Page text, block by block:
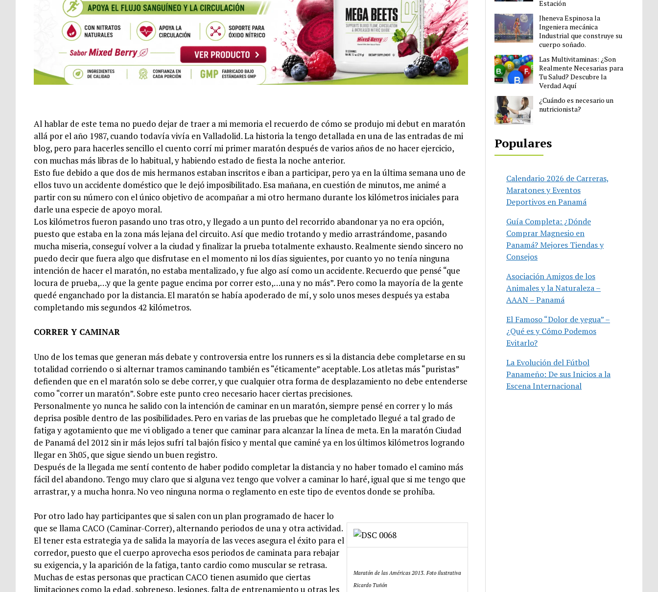
Al hablar de este tema no puedo dejar de traer a mi memoria el recuerdo de cómo se produjo mi debut en maratón
allá por el año 1987, cuando todavía vivía en Valladolid. La historia la tengo detallada en una de las entradas de mi
blog, pero para hacerles sencillo el cuento corrí mi primer maratón después de varios años de no hacer ejercicio,
con muchas más libras de lo habitual, y habiendo estado de fiesta la noche anterior.
Esto fue debido a que dos de mis hermanos estaban inscritos e iban a participar, pero ya en la última semana uno de
ellos tuvo un accidente doméstico que le dejó imposibilitado. Esa mañana, en cuestión de minutos, me animé a
partir con su número con el único objetivo de acompañar a mi otro hermano durante los kilómetros iniciales para
darle una especie de apoyo moral.
Los kilómetros fueron pasando uno tras otro, y llegado a un punto del recorrido abandonar ya no era opción,
puesto que estaba en la zona más lejana del circuito. Así que medio trotando y medio arrastrándome, pasando
mucha miseria, conseguí volver a la ciudad y finalizar la prueba totalmente exhausto. Realmente siendo sincero no
puedo decir que fuera algo que disfrutase en el momento ni los días siguientes, por cuanto yo no tenía ninguna
intención de hacer el maratón, no estaba mentalizado, y fue algo así como un accidente. Recuerdo que pensé “que
locura de prueba,…y que la gente pague encima por correr esto,…una y no más”. Pero como la mayoría de la gente
quedé enganchado por la distancia. El maratón se había apoderado de mí, y solo unos meses después ya estaba
completando mis segundos 42 kilómetros.
CORRER Y CAMINAR
Uno de los temas que generan más debate y controversia entre los runners es si la distancia debe completarse en su
totalidad corriendo o si alternar tramos caminando también es “éticamente” aceptable. Los atletas más “puristas”
defienden que en el maratón solo se debe correr, y que cualquier otra forma de desplazamiento no debe entenderse
como “correr un maratón”. Sobre este punto creo necesario hacer ciertas precisiones.
Personalmente yo nunca he salido con la intención de caminar en un maratón, siempre pensé en correr y lo más
deprisa posible dentro de las posibilidades. Pero en varias de las pruebas que he completado llegué a tal grado de
fatiga y agotamiento que me vi obligado a tener que caminar para alcanzar la línea de meta. En la maratón Ciudad
de Panamá del 2012 sin ir más lejos sufrí tal bajón físico y mental que caminé ya en los últimos kilómetros logrando
llegar en 3h05, que sigue siendo un buen registro.
Después de la llegada me sentí contento de haber podido completar la distancia y no haber tomado el camino más
fácil del abandono. Tengo muy claro que si alguna vez tengo que volver a caminar lo haré, igual que si me tengo que
arrastrar, y a mucha honra. No veo ninguna norma o reglamento en este tipo de eventos donde se prohíba.
Maratón de las Américas 2013. Foto ilustrativa
Ricardo Tuñón
Por otro lado hay participantes que si salen con un plan programado de hacer lo
que se llama CACO (Caminar-Correr), alternando periodos de una y otra actividad.
El tener esta estrategia ya de salida la mayoría de las veces asegura el éxito para el
corredor, puesto que el cuerpo aprovecha esos periodos de caminata para rebajar
su exigencia, y la aparición de la fatiga, tanto cardio como muscular se retrasa.
Muchas de estas personas que practican CACO tienen asumido que ciertas
limitaciones como la edad, sobrepeso, lesiones, falta de entrenamiento u otras les
Estación
Jheneva Espinosa la
Ingeniera mecánica
Industrial que construye su
cuerpo soñado.
Las Multivitaminas: ¿Son
Realmente Necesarias para
Tu Salud? Descubre la
Verdad Aquí
¿Cuándo es necesario un
nutricionista?
Populares
Calendario 2026 de Carreras,
Maratones y Eventos
Deportivos en Panamá
Guía Completa: ¿Dónde
Comprar Magnesio en
Panamá? Mejores Tiendas y
Consejos
Asociación Amigos de los
Animales y la Naturaleza –
AAAN – Panamá
El Famoso “Dolor de yegua” –
¿Qué es y Cómo Podemos
Evitarlo?
La Evolución del Fútbol
Panameño: De sus Inicios a la
Escena Internacional